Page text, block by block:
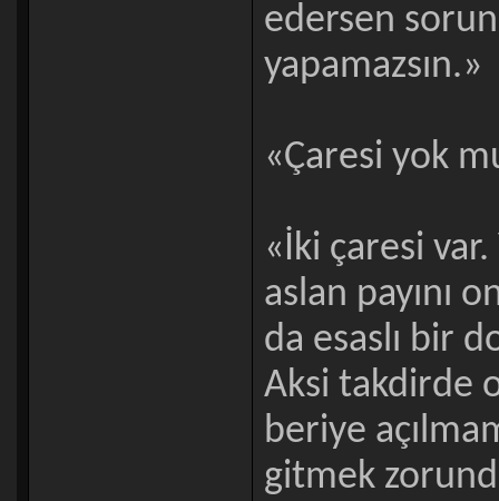
edersen
yapamazsın.»
«Çaresi yok
«İki çaresi var.
aslan payını
da esaslı bir
Aksi takdirde
beriye
gitmek